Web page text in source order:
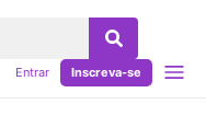
Entrar Inscreva-se